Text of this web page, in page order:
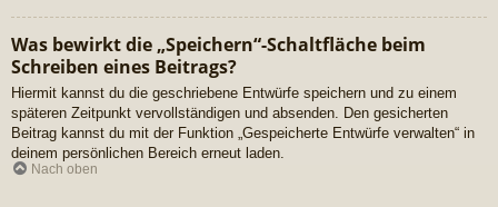
Was bewirkt die „Speichern“-Schaltfläche beim
Schreiben eines Beitrags?
Hiermit kannst du die geschriebene Entwürfe speichern und zu einem
späteren Zeitpunkt vervollständigen und absenden. Den gesicherten
Beitrag kannst du mit der Funktion „Gespeicherte Entwürfe verwalten“ in
deinem persönlichen Bereich erneut laden.
Nach oben